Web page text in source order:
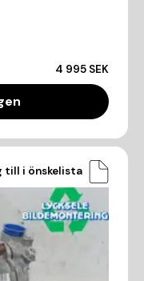
4 995 SEK
till i önskelista